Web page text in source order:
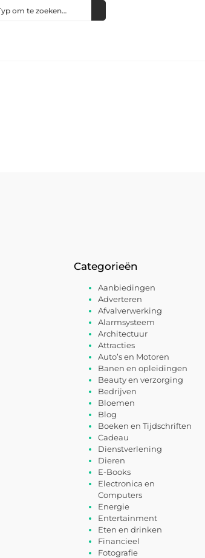
Categorieën
Aanbiedingen
Adverteren
Afvalverwerking
Alarmsysteem
Architectuur
Attracties
Auto’s en Motoren
Banen en opleidingen
Beauty en verzorging
Bedrijven
Bloemen
Blog
Boeken en Tijdschriften
Cadeau
Dienstverlening
Dieren
E-Books
Electronica en
Computers
Energie
Entertainment
Eten en drinken
Financieel
Fotografie